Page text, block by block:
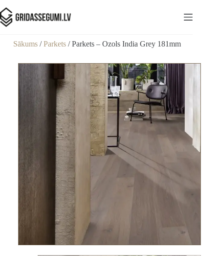
Sākums/Parkets/ Parkets – Ozols India Grey 181mm